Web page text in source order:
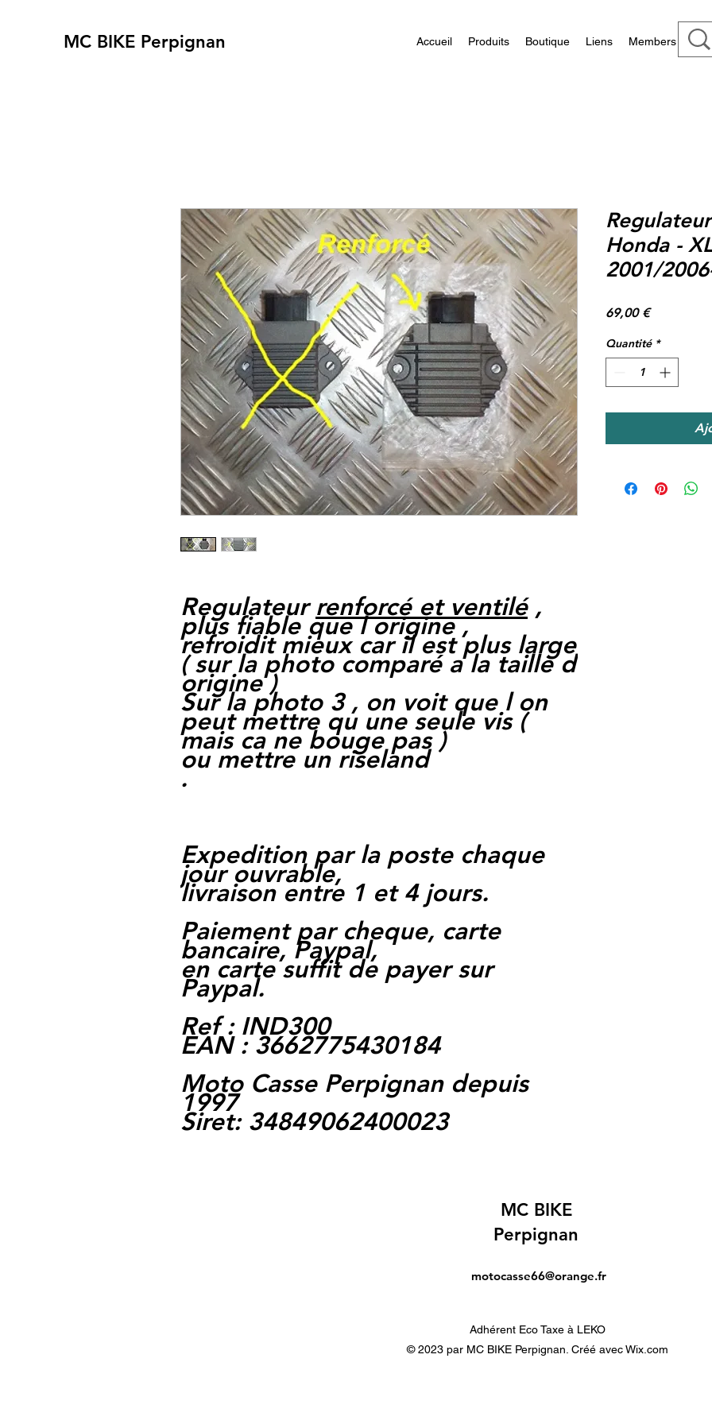
MC BIKE Perpignan Accueil Produits Boutique Liens Members
Regulateurrenforcé et ventilé,
plus fiable que l origine ,
refroidit mieux car il est plus large
( sur la photo comparé a la taille d
origine )
Sur la photo 3 , on voit que l on
peut mettre qu une seule vis (
mais ca ne bouge pas )
ou mettre un riseland
.
Expedition par la poste chaque
jour ouvrable,
livraison entre 1 et 4 jours.
Paiement par cheque, carte
bancaire, Paypal,
en carte suffit de payer sur
Paypal.
Ref : IND300
EAN : 3662775430184
Moto Casse Perpignan depuis
1997
Siret: 34849062400023
Honda -
2001/
69,00 €Prix
Quantité *
MC BIKE
Perpignan
motocasse66@orange.fr
Adhérent Eco Taxe à LEKO
© 2023 par MC BIKE Perpignan. Créé avec Wix.com